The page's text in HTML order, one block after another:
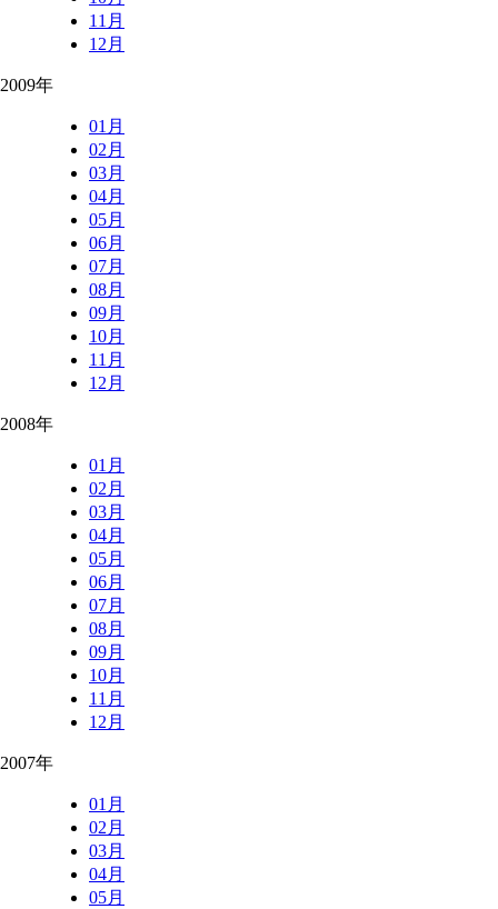
11月
12月
2009年
01月
02月
03月
04月
05月
06月
07月
08月
09月
10月
11月
12月
2008年
01月
02月
03月
04月
05月
06月
07月
08月
09月
10月
11月
12月
2007年
01月
02月
03月
04月
05月